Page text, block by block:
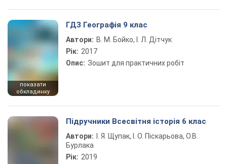
показати
обкладинку
ГДЗ Географія 9 клас
Автори: В. М. Бойко, І. Л. Дітчук
Рік: 2017
Опис: Зошит для практичних робіт
Підручники Всесвітня історія 6 клас
Автори:
І. Я. Щупак, І. О. Піскарьова, О.В.
Бурлака
Рік: 2019